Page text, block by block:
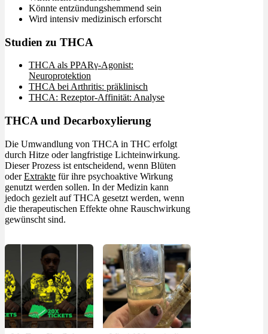
Könnte entzündungshemmend sein
Wird intensiv medizinisch erforscht
Studien zu THCA
THCA als PPARγ-Agonist:
Neuroprotektion
THCA bei Arthritis: präklinisch
THCA: Rezeptor-Affinität: Analyse
THCA und Decarboxylierung
Die Umwandlung von THCA in THC erfolgt
durch Hitze oder langfristige Lichteinwirkung.
Dieser Prozess ist entscheidend, wenn Blüten
oderExtrakte für ihre psychoaktive Wirkung
genutzt werden sollen. In der Medizin kann
jedoch gezielt auf THCA gesetzt werden, wenn
die therapeutischen Effekte ohne Rauschwirkung
gewünscht sind.